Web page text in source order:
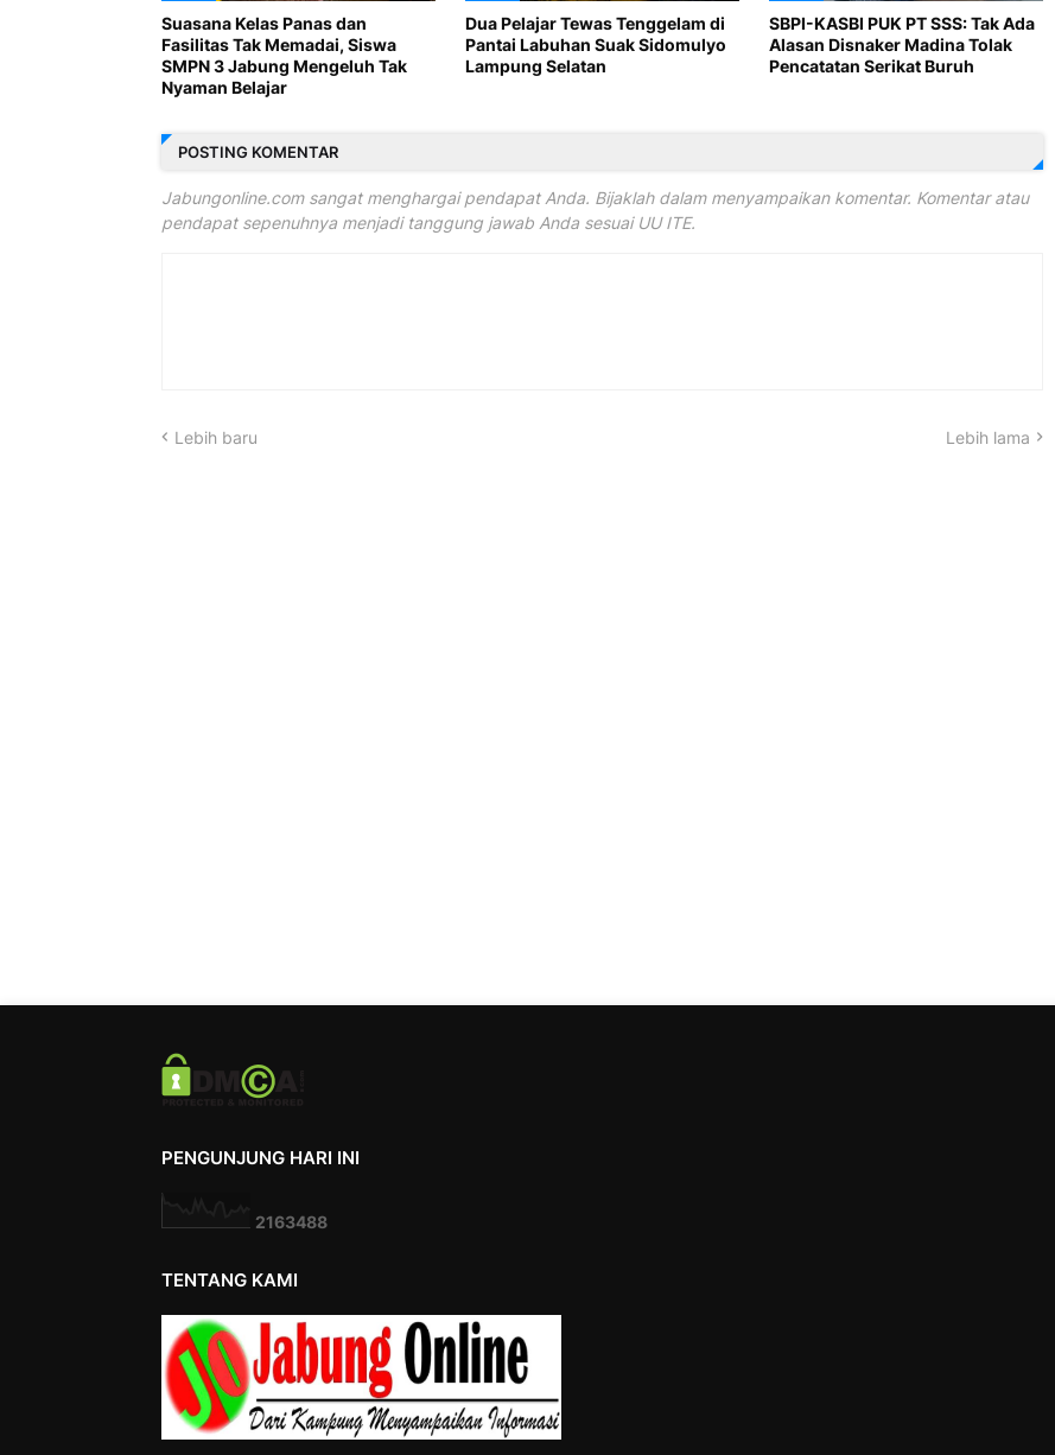
Suasana Kelas Panas dan
Fasilitas Tak Memadai, Siswa
SMPN 3 Jabung Mengeluh Tak
Nyaman Belajar
Dua Pelajar Tewas Tenggelam di
Pantai Labuhan Suak Sidomulyo
Lampung Selatan
SBPI-KASBI PUK PT SSS: Tak Ada
Alasan Disnaker Madina Tolak
Pencatatan Serikat Buruh
POSTING KOMENTAR
Jabungonline.com sangat menghargai pendapat Anda. Bijaklah dalam menyampaikan komentar. Komentar atau
pendapat sepenuhnya menjadi tanggung jawab Anda sesuai UU ITE.
Lebih baru Lebih lama
PENGUNJUNG HARI INI
2163488
TENTANG KAMI